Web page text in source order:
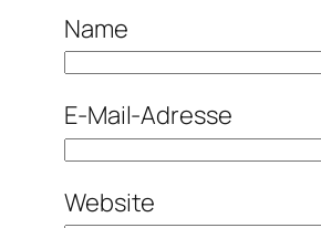
Name
E-Mail-Adresse
Website